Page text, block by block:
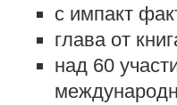
с импакт
глава от
над 60